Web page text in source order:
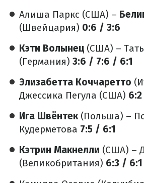
Алиша Паркс (США) –
(Швейцария) 0:6 / 3:6
Кэти Волынец (США) –
(Германия) 3:6 / 7:6 / 6:1
Элизабетта Коччаретто
Джессика Пегула (США)
Ига Швёнтек(Польша) –
Кудерметова 7:5 / 6:1
Кэтрин Макнелли (США) –
(Великобритания) 6:3 / 6:1